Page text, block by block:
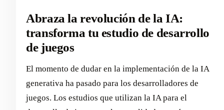
Abraza la revolución de la IA:
transforma tu estudio de desarrollo
de juegos
El momento de dudar en la implementación de la IA
generativa ha pasado para los desarrolladores de
juegos. Los estudios que utilizan la IA para el